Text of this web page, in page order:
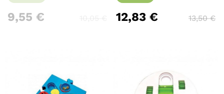
9,55 € 12,83€ 13,50€